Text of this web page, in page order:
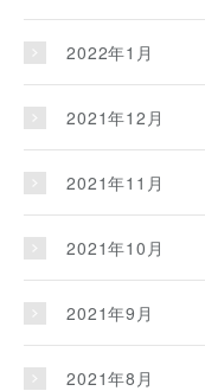
2022年1月
2021年12月
2021年11月
2021年10月
2021年9月
2021年8月